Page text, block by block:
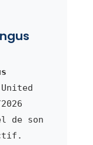
de son